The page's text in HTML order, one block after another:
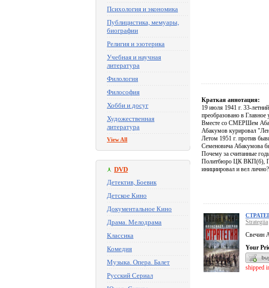
Психология и экономика
Публицистика, мемуары,
биографии
Религия и эзотерика
Учебная и научная
литература
Филология
Философия
Хобби и досуг
Художественная
литература
View All
DVD
Детектив, Боевик
Детское Кино
Документальное Кино
Драма. Мелодрама
Классика
Комедия
Музыка. Опера. Балет
Русский Сериал
Краткая аннотация:
19 июля 1941 г. 33-
преобразовано в
Вместе со СМЕРШем
Абакумов курировал
Летом 1951 г. против
Семеновича Абакумова
Почему за считанные
Политбюро ЦК ВКП(б),
инициировал и вел
Strategiia
Свечин
Your
shipped